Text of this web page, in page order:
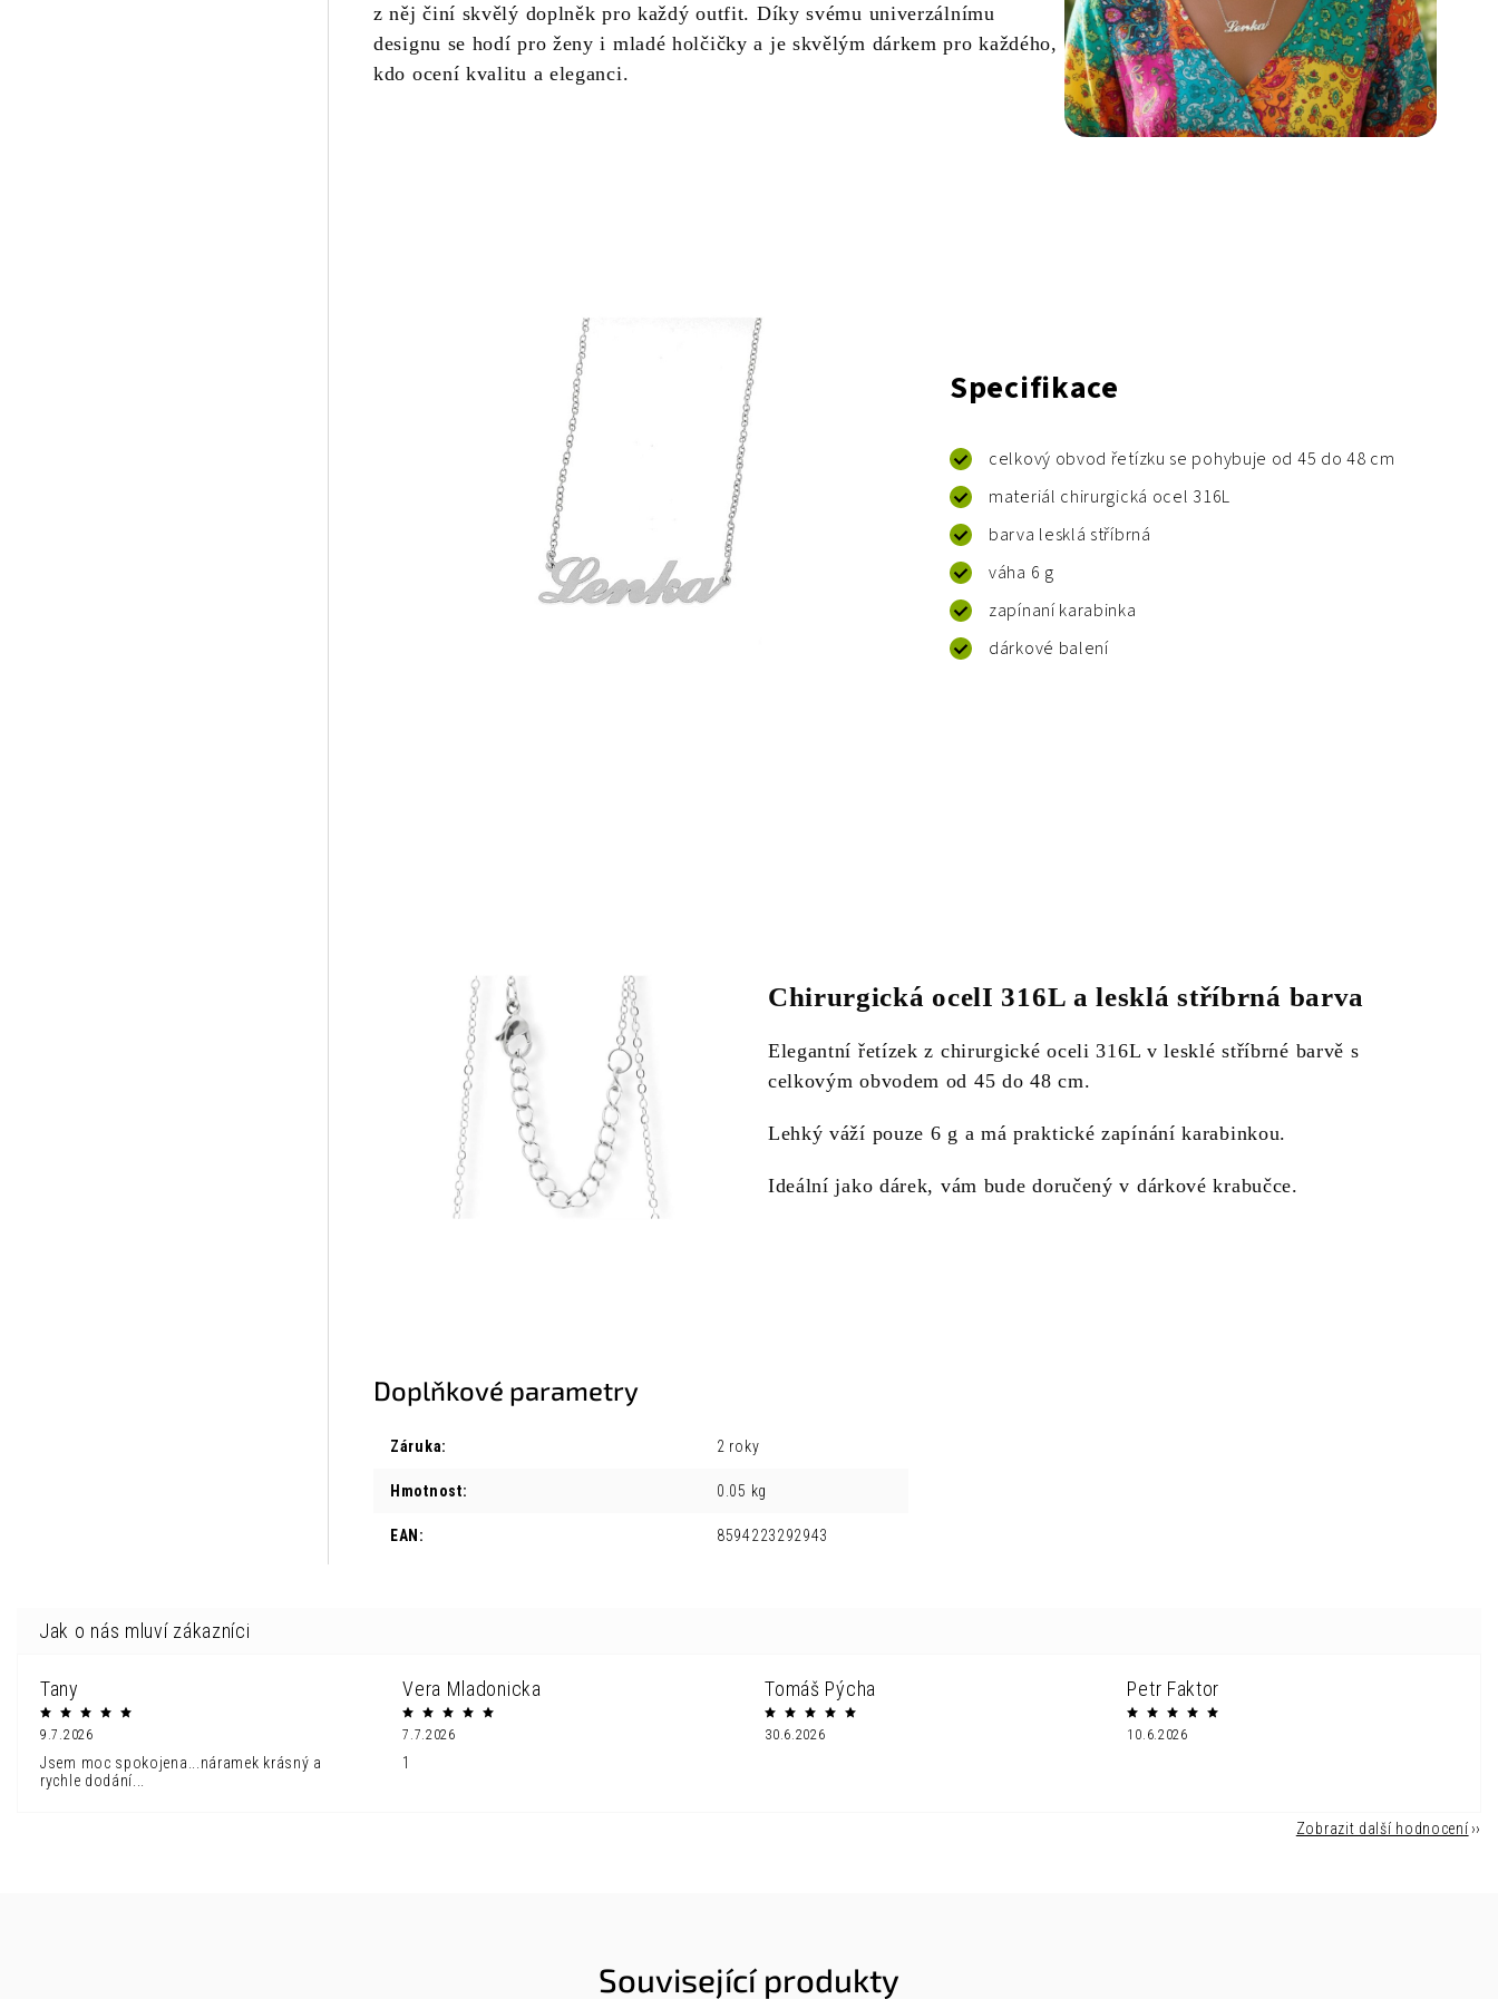
z něj činí skvělý doplněk pro každý outfit. Díky svému univerzálnímu
designu se hodí pro ženy i mladé holčičky a je skvělým dárkem pro každého,
kdo ocení kvalitu a eleganci.
Specifikace
celkový obvod řetízku se pohybuje od 45 do 48 cm
materiál chirurgická ocel 316L
barva lesklá stříbrná
váha 6 g
zapínaní karabinka
dárkové balení
Chirurgická ocelI 316L a lesklá stříbrná barva
Elegantní řetízek z chirurgické oceli 316L v lesklé stříbrné barvě s
celkovým obvodem od 45 do 48 cm.
Lehký váží pouze 6 g a má praktické zapínání karabinkou.
Ideální jako dárek, vám bude doručený v dárkové krabučce.
Doplňkové parametry
Záruka: 2 roky
Hmotnost: 0.05 kg
EAN : 8594223292943
Tany
9.7.2026
Jsem moc spokojena...náramek krásný a
rychle dodání...
Vera Mladonicka
7.7.2026
1
Tomáš Pýcha
30.6.2026
Petr Faktor
10.6.2026
Zobrazit další hodnocení
Související produkty